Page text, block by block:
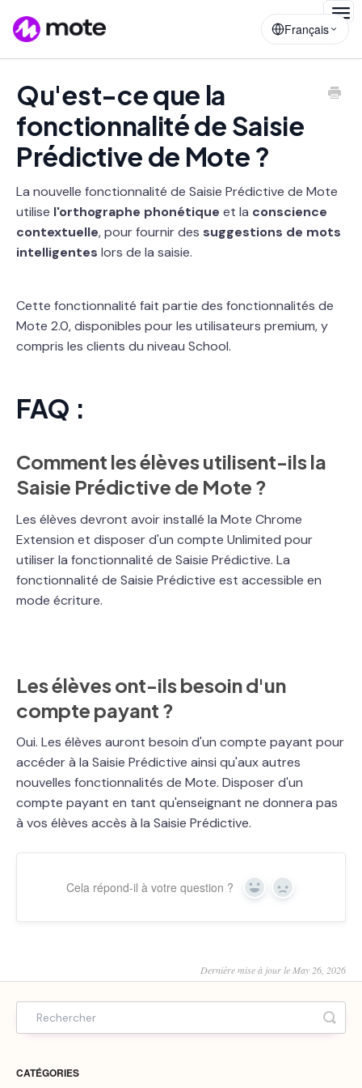
Français
Qu'est-ce que la
fonctionnalité de Saisie
Prédictive de Mote ?
La nouvelle fonctionnalité de Saisie Prédictive de Mote
utilise l'orthographe phonétique et la conscience
contextuelle, pour fournir des suggestions de mots
intelligentes lors de la saisie.
Cette fonctionnalité fait partie des fonctionnalités de
Mote 2.0, disponibles pour les utilisateurs premium, y
compris les clients du niveau School.
FAQ :
Comment les élèves utilisent-ils la
Saisie Prédictive de Mote ?
Les élèves devront avoir installé la Mote Chrome
Extension et disposer d'un compte Unlimited pour
utiliser la fonctionnalité de Saisie Prédictive. La
fonctionnalité de Saisie Prédictive est accessible en
mode écriture.
Les élèves ont-ils besoin d'un
compte payant ?
Oui. Les élèves auront besoin d'un compte payant pour
accéder à la Saisie Prédictive ainsi qu'aux autres
nouvelles fonctionnalités de Mote. Disposer d'un
compte payant en tant qu'enseignant ne donnera pas
à vos élèves accès à la Saisie Prédictive.
Cela répond-il à votre question ? Yes No
Dernière mise à jour le May 26, 2026
CATÉGORIES